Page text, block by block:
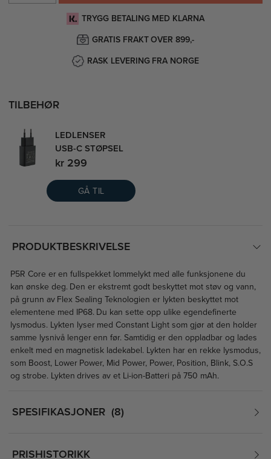
TRYGG BETALING MED KLARNA
GRATIS FRAKT OVER 899,-
RASK LEVERING FRA NORGE
TILBEHØR
LEDLENSER
USB-C STØPSEL
kr 299
GÅ TIL
PRODUKTBESKRIVELSE
P5R Core er en fullspekket lommelykt med alle funksjonene du
kan ønske deg. Den er ekstremt godt beskyttet mot støv og vann,
på grunn av Flex Sealing Teknologien er lykten beskyttet mot
elementene med IP68. Du kan sette opp ulike egendefinerte
lysmodus. Lykten lyser med Constant Light som gjør at den holder
samme lysnivå lenger enn før. Samtidig er den oppladbar og lades
enkelt med en magnetisk ladekabel. Lykten har en rekke lysmodus,
som Boost, Lower Power, Mid Power, Power, Position, Blink, S.O.S
og strobe. Lykten drives av et Li-ion-Batteri på 750 mAh.
SPESIFIKASJONER 8
PRISHISTORIKK